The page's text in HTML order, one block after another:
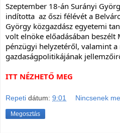
Szeptember 18-án Surányi
indította az őszi félévét a
György közgazdász egyetemi
volt elnöke előadásában beszélt
pénzügyi helyzetéről, valamint
gazdaságpolitikájának
ITT NÉZHETŐ MEG
Repeti dátum: 9:01 Nincsenek
Megosztás